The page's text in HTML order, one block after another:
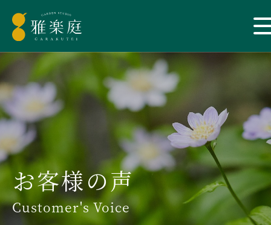
お客様の声
Customer's Voice